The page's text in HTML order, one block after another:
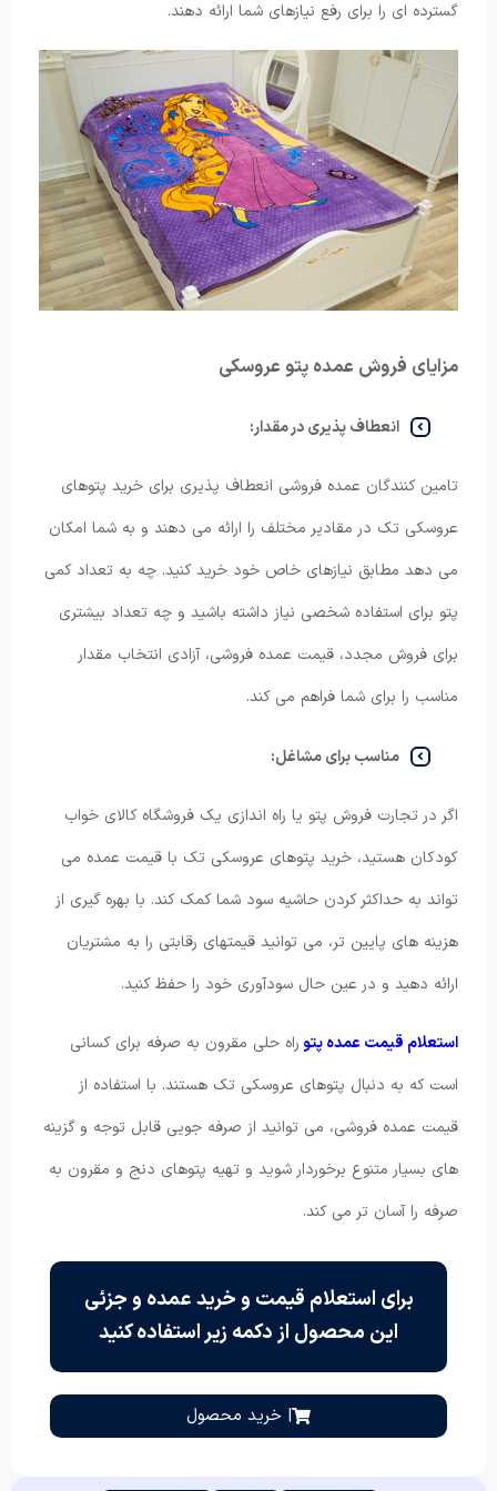
گسترده‌ ای را برای رفع نیازهای شما ارائه دهند.
مزایای فروش عمده پتو عروسکی
انعطاف پذیری در مقدار:
تامین کنندگان عمده فروشی انعطاف پذیری برای خرید پتوهای
عروسکی تک در مقادیر مختلف را ارائه می دهند و به شما امکان
می دهد مطابق نیازهای خاص خود خرید کنید. چه به تعداد کمی
پتو برای استفاده شخصی نیاز داشته باشید و چه تعداد بیشتری
برای فروش مجدد، قیمت عمده فروشی، آزادی انتخاب مقدار
مناسب را برای شما فراهم می کند.
مناسب برای مشاغل:
اگر در تجارت فروش پتو یا راه اندازی یک فروشگاه کالای خواب
کودکان هستید، خرید پتوهای عروسکی تک با قیمت عمده می
تواند به حداکثر کردن حاشیه سود شما کمک کند. با بهره گیری از
هزینه های پایین تر، می توانید قیمتهای رقابتی را به مشتریان
ارائه دهید و در عین حال سودآوری خود را حفظ کنید.
استعلام قیمت عمده پتوراه حلی مقرون به صرفه برای کسانی
است که به دنبال پتوهای عروسکی تک هستند. با استفاده از
قیمت عمده فروشی، می توانید از صرفه جویی قابل توجه و گزینه
های بسیار متنوع برخوردار شوید و تهیه پتوهای دنج و مقرون به
صرفه را آسان تر می کند.
برای استعلام قیمت و خرید عمده و جزئی
این محصول از دکمه زیر استفاده کنید
| خرید محصول